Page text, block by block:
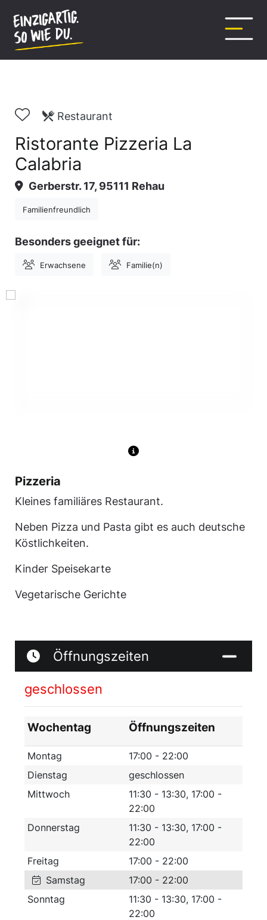
springen
Restaurant
Ristorante Pizzeria La
Calabria
Gerberstr. 17, 95111 Rehau
Familienfreundlich
Besonders geeignet für:
Erwachsene Familie(n)
Pizzeria
Kleines familiäres Restaurant.
Neben Pizza und Pasta gibt es auch deutsche
Köstlichkeiten.
Kinder Speisekarte
Vegetarische Gerichte
Öffnungszeiten
geschlossen
Wochentag Öffnungszeiten
Montag
17:00 - 22:00
Dienstag
geschlossen
Mittwoch
11:30 - 13:30, 17:00 -
22:00
Donnerstag
11:30 - 13:30, 17:00 -
22:00
Freitag
17:00 - 22:00
Samstag
17:00 - 22:00
Sonntag
11:30 - 13:30, 17:00 -
22:00